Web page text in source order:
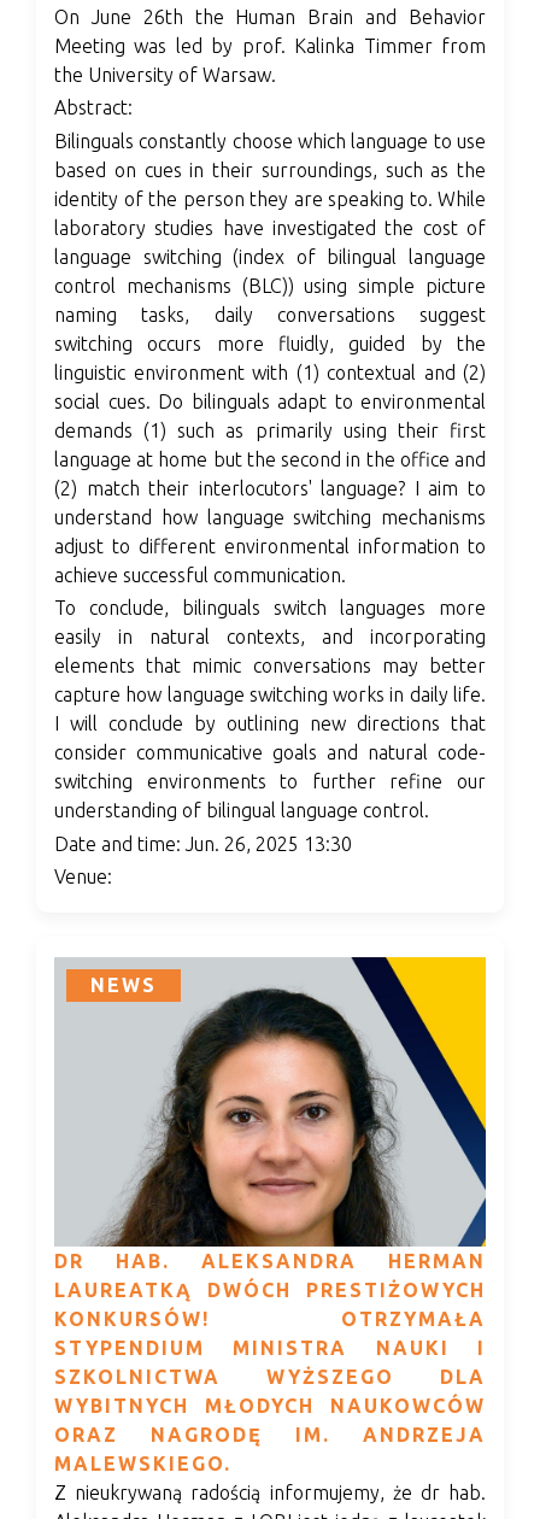
On June 26th the Human Brain and Behavior
Meeting was led by prof. Kalinka Timmer from
the University of Warsaw.
Abstract:
Bilinguals constantly choose which language to use
based on cues in their surroundings, such as the
identity of the person they are speaking to. While
laboratory studies have investigated the cost of
language switching (index of bilingual language
control mechanisms (BLC)) using simple picture
naming tasks, daily conversations suggest
switching occurs more fluidly, guided by the
linguistic environment with (1) contextual and (2)
social cues. Do bilinguals adapt to environmental
demands (1) such as primarily using their first
language at home but the second in the office and
(2) match their interlocutors' language? I aim to
understand how language switching mechanisms
adjust to different environmental information to
achieve successful communication.
To conclude, bilinguals switch languages more
easily in natural contexts, and incorporating
elements that mimic conversations may better
capture how language switching works in daily life.
I will conclude by outlining new directions that
consider communicative goals and natural code-
switching environments to further refine our
understanding of bilingual language control.
Date and time: Jun. 26, 2025 13:30
Venue:
NEWS
DR HAB. ALEKSANDRA HERMAN
LAUREATKĄ DWÓCH PRESTIŻOWYCH
KONKURSÓW! OTRZYMAŁA
STYPENDIUM MINISTRA NAUKI I
SZKOLNICTWA WYŻSZEGO DLA
WYBITNYCH MŁODYCH NAUKOWCÓW
ORAZ NAGRODĘ IM. ANDRZEJA
MALEWSKIEGO.
Z nieukrywaną radością informujemy, że dr hab.